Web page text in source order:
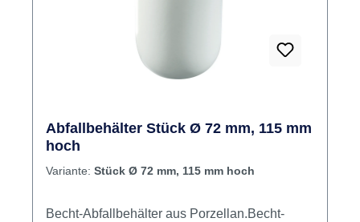
Abfallbehälter Stück Ø 72 mm, 115 mm
hoch
Variante: Stück Ø 72 mm, 115 mm hoch
Becht-Abfallbehälter aus Porzellan.Becht-